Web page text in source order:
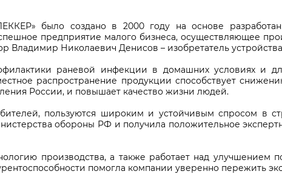
было создано в 2000 году на основе
предприятие малого бизнеса, осуществляющее
Владимир Николаевич Денисов – изобретатель
раневой инфекции в домашних условиях и
распространение продукции способствует
России, и повышает качество жизни людей.
пользуются широким и устойчивым спросом в
обороны РФ и получила положительное
производства, а также работает над улучшением
помогла компании уверенно пережить